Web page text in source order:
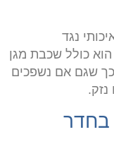
נגד
כולל שכבת מגן
כך שגם אם נשפכים
.
בחדר